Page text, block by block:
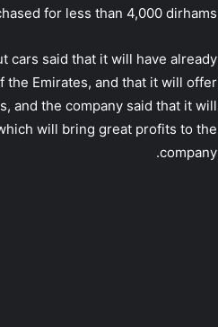
for less than 4,000 dirhams.
cars said that it will have already
the Emirates, and that it will offer
and the company said that it will
will bring great profits to the
company.